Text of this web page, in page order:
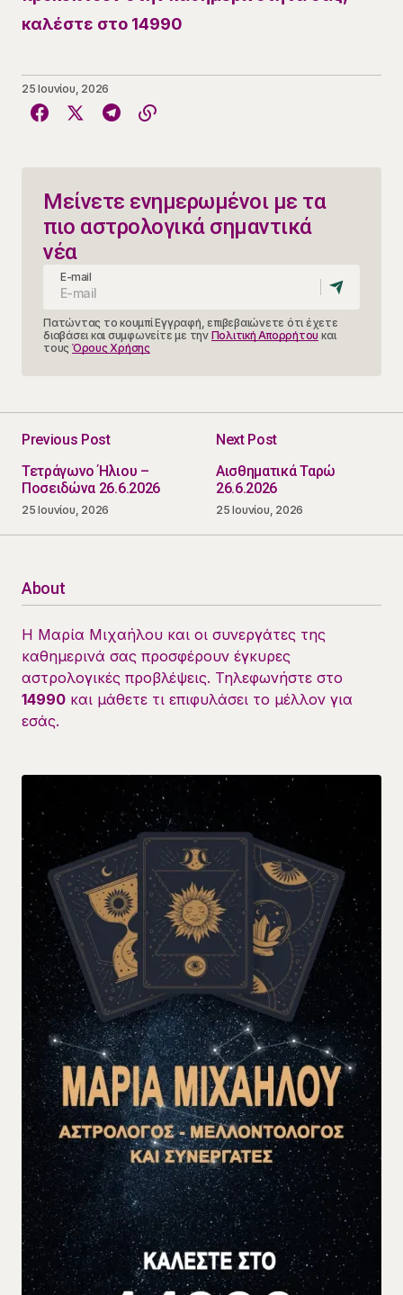
καλέστε στο 14990
25 Ιουνίου, 2026
Μείνετε ενημερωμένοι με τα
πιο αστρολογικά σημαντικά
νέα
E-mail
Πατώντας το κουμπί Εγγραφή, επιβεβαιώνετε ότι έχετε
διαβάσει και συμφωνείτε με την Πολιτική Απορρήτου και
τους Όρους Χρήσης
Previous Post
Τετράγωνο Ήλιου –
Ποσειδώνα 26.6.2026
25 Ιουνίου, 2026
Next Post
Αισθηματικά Ταρώ
26.6.2026
25 Ιουνίου, 2026
About
Η Μαρία Μιχαήλου και οι συνεργάτες της
καθημερινά σας προσφέρουν έγκυρες
αστρολογικές προβλέψεις. Τηλεφωνήστε στο
14990 και μάθετε τι επιφυλάσει το μέλλον για
εσάς.